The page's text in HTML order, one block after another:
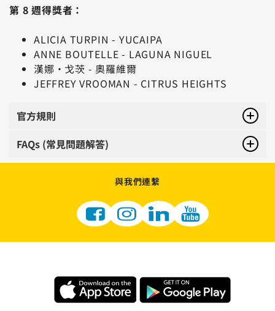
第 8 週得獎者：
ALICIA TURPIN - YUCAIPA
ANNE BOUTELLE - LAGUNA NIGUEL
漢娜·戈茨 - 奧羅維爾
JEFFREY VROOMAN - CITRUS HEIGHTS
官方規則
FAQs (常見問題解答)
與我們連繫